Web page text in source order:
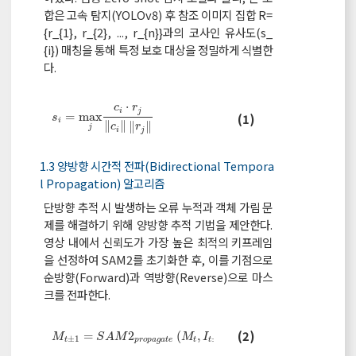
합은 고속 탐지(YOLOv8) 후 참조 이미지 집합 R=
{r_{1}, r_{2}, ..., r_{n}}과의 코사인 유사도(s_
{i}) 매칭을 통해 특정 보호 대상을 정밀하게 식별한
다.
si = max
j
ci ⋅ rj
∥ci ∥rj
si=maxjci⋅rjcirj (1)
1.3 양방향 시간적 전파(Bidirectional Tempora
l Propagation) 알고리즘
단방향 추적 시 발생하는 오류 누적과 객체 가림 문
제를 해결하기 위해 양방향 추적 기법을 제안한다.
영상 내에서 신뢰도가 가장 높은 최적의 키프레임
을 선정하여 SAM2를 초기화한 후, 이를 기점으로
순방향(Forward)과 역방향(Reverse)으로 마스
크를 전파한다.
Mt±1 = SAM2propagate (Mt , It±
Mt± 1=SAM2propag ateMt,I 1(2)